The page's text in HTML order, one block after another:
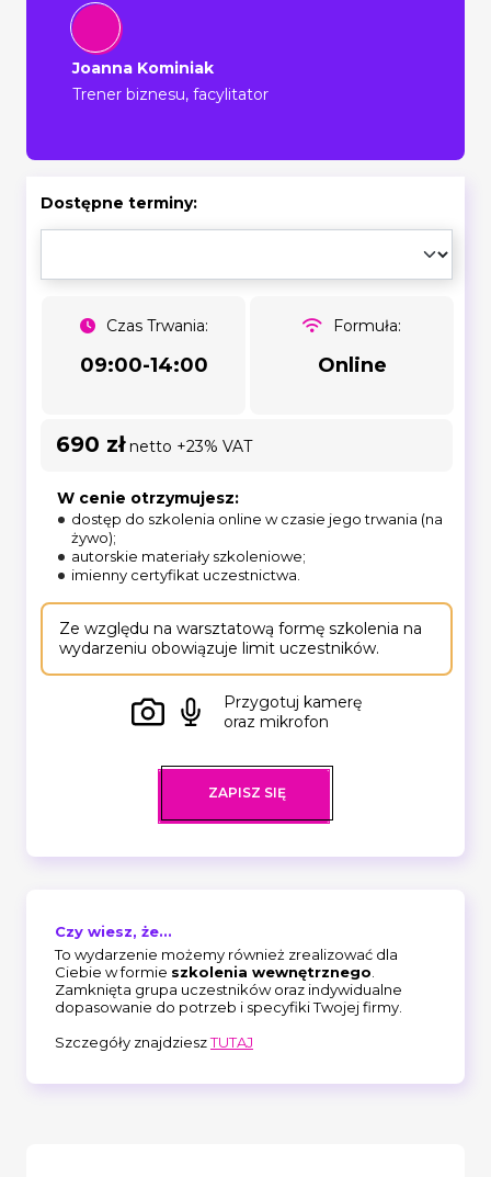
Joanna Kominiak
Trener biznesu, facylitator
Dostępne terminy:
Czas Trwania:
09:00-14:00
Formuła:
Online
690 złnetto +23% VAT
W cenie otrzymujesz:
dostęp do szkolenia online w czasie jego trwania (na
żywo);
autorskie materiały szkoleniowe;
imienny certyfikat uczestnictwa.
Ze względu na warsztatową formę szkolenia na
wydarzeniu obowiązuje limit uczestników.
Przygotuj kamerę
oraz mikrofon
ZAPISZ SIĘ
Czy wiesz, że...
To wydarzenie możemy również zrealizować dla
Ciebie w formie szkolenia wewnętrznego
Zamknięta grupa uczestników oraz indywidualne
dopasowanie do potrzeb i specyfiki Twojej firmy.
Szczegóły znajdzieszTUTAJ